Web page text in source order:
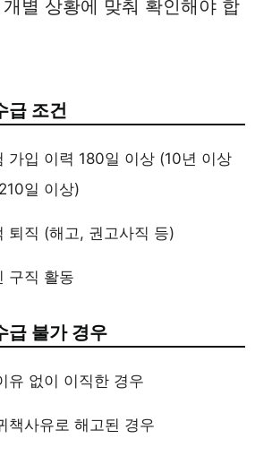
별 상황에 맞춰 확인해야 합
급 조건
가입 이력 180일 이상 (10년 이상
일 이상)
퇴직 (해고, 권고사직 등)
구직 활동
급 불가 경우
유 없이 이직한 경우
책사유로 해고된 경우